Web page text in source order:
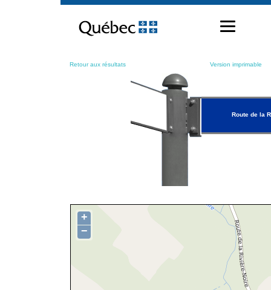
contenu
Retour aux résultats Version imprimable
Route de la
+
−